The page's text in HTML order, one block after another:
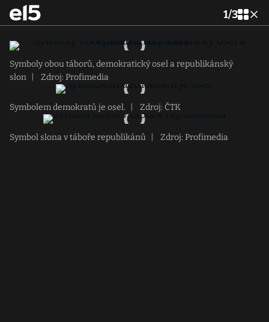
1/3
Symboly obou táborů, demokratický osel a republikánský
slon
Zdroj: Profimedia
Symbolem demokratů je osel. Zdroj: ČTK
Symbol slona v táboře republikánů Zdroj: Profimedia